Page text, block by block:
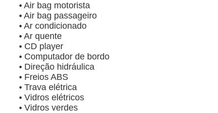
• Air bag motorista
• Air bag passageiro
• Ar condicionado
• Ar quente
• CD player
• Computador de bordo
• Direção hidráulica
• Freios ABS
• Trava elétrica
• Vidros elétricos
• Vidros verdes